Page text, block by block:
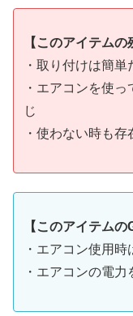
【このアイテムの
・取り付けは簡
・エアコンを使
じ
・使わない時も存
【このアイテムの
・エアコン使用時
・エアコンの電